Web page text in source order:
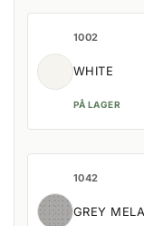
1002
WHITE
PÅ LAGER
1042
GREY